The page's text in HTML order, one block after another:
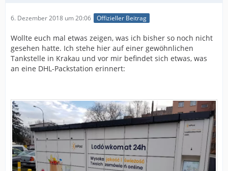
6. Dezember 2018 um 20:06 Offizieller Beitrag
Wollte euch mal etwas zeigen, was ich bisher so noch nicht
gesehen hatte. Ich stehe hier auf einer gewöhnlichen
Tankstelle in Krakau und vor mir befindet sich etwas, was
an eine DHL-Packstation erinnert: